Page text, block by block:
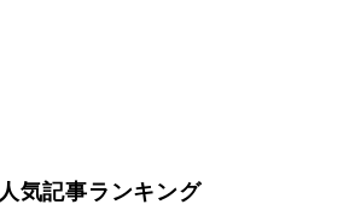
人気記事ランキング